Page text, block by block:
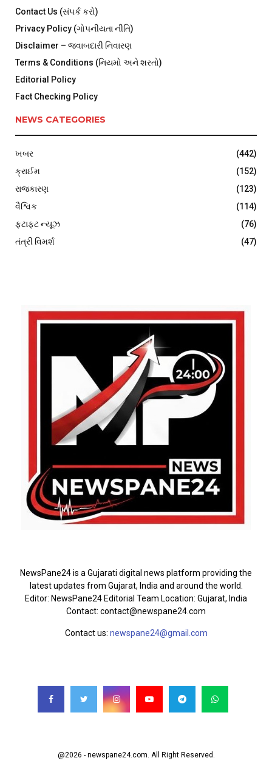
Contact Us (સંપર્ક કરો)
Privacy Policy (ગોપનીયતા નીતિ)
Disclaimer – જવાબદારી નિવારણ
Terms & Conditions (નિયમો અને શરતો)
Editorial Policy
Fact Checking Policy
NEWS CATEGORIES
ખબર
(442)
ક્રાઈમ
(152)
રાજકારણ
(123)
વૈશ્વિક
(114)
ફટાફટ ન્યૂઝ
(76)
તંત્રી વિમર્શ
(47)
NewsPane24 is a Gujarati digital news platform providing the
latest updates from Gujarat, India and around the world.
Editor: NewsPane24 Editorial Team Location: Gujarat, India
Contact: contact@newspane24.com
Contact us: newspane24@gmail.com
@2026 - newspane24.com. All Right Reserved.